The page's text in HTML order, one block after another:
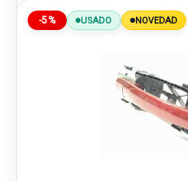
-5% USADO NOVEDAD